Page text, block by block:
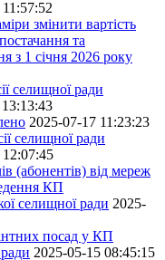
змінити вартість
та
з 1 січня 2026 року
селищної ради
2025-07-17 11:23:23
селищної ради
(абонентів) від мереж
КП
селищної ради 2025-
посад у КП
2025-05-15 08:45:15